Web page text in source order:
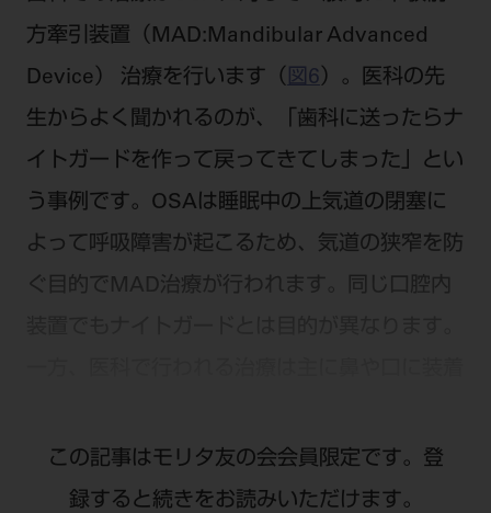
方牽引装置（MAD:Mandibular Advanced
Device） 治療を行います（ 図6）。医科の先
生からよく聞かれるのが、「歯科に送ったらナ
イトガードを作って戻ってきてしまった」とい
う事例です。OSAは睡眠中の上気道の閉塞に
よって呼吸障害が起こるため、気道の狭窄を防
ぐ目的でMAD治療が行われます。同じ口腔内
の気道を広げるCPAP療法になります。一般的
にMAD治療は軽症～中等症のOSAに対して行
この記事はモリタ友の会会員限定です。登
録すると続きをお読みいただけます。